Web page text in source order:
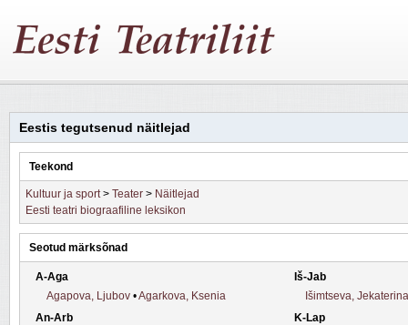
Eestis tegutsenud näitlejad
Teekond
Kultuur ja sport> Teater > Näitlejad
Eesti teatri biograafiline leksikon
Seotud märksõnad
A-Aga
Agapova, Ljubov •Agarkova, Ksenia
An-Arb
Iš-Jab
Išimtseva, Jekaterina
K-Lap